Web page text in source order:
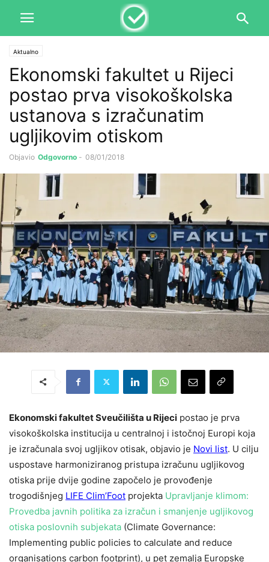
Aktualno
Ekonomski fakultet u Rijeci
postao prva visokoškolska
ustanova s izračunatim
ugljikovim otiskom
Objavio Odgovorno - 08/01/2018
Ekonomski fakultet Sveučilišta u Rijeci postao je prva
visokoškolska institucija u centralnoj i istočnoj Europi koja
je izračunala svoj ugljikov otisak, objavio je Novi list. U cilju
uspostave harmoniziranog pristupa izračunu ugljikovog
otiska prije dvije godine započelo je provođenje
trogodišnjeg LIFE Clim’Foot projekta Upravljanje klimom:
Provedba javnih politika za izračun i smanjenje ugljikovog
otiska poslovnih subjekata (Climate Governance:
Implementing public policies to calculate and reduce
organisations carbon footprint), u pet zemalja Europske